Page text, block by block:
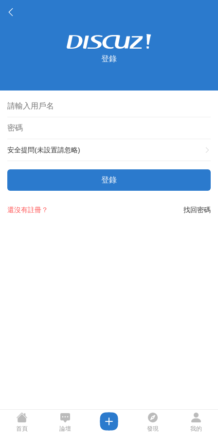
登錄
安全提問(未設置請忽略)
登錄
找回密碼
還沒有註冊？
首頁 論壇 發現 我的